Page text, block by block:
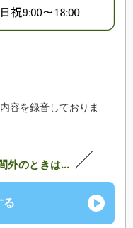
容を録音しておりま
外のときは...
る